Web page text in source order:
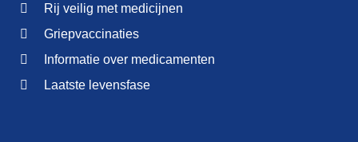
Rij veilig met medicijnen
Griepvaccinaties
Informatie over medicamenten
Laatste levensfase